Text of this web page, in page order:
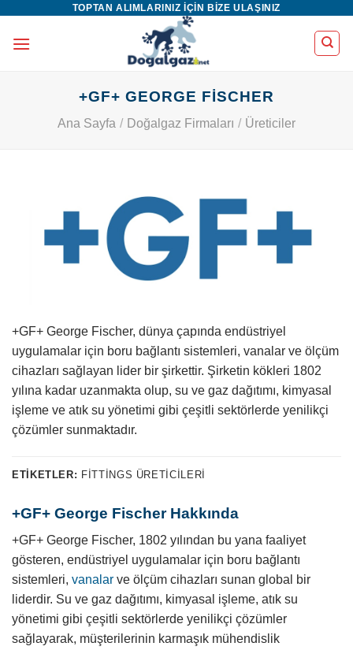
TOPTAN ALIMLARINIZ IÇIN BIZE ULAŞINIZ
+GF+ GEORGE FISCHER
Ana Sayfa / Doğalgaz Firmaları / Üreticiler
+GF+ George Fischer, dünya çapında endüstriyel
uygulamalar için boru bağlantı sistemleri, vanalar ve ölçüm
cihazları sağlayan lider bir şirkettir. Şirketin kökleri 1802
yılına kadar uzanmakta olup, su ve gaz dağıtımı, kimyasal
işleme ve atık su yönetimi gibi çeşitli sektörlerde yenilikçi
çözümler sunmaktadır.
ETIKETLER: FITTINGS ÜRETICILERI
+GF+ George Fischer Hakkında
+GF+ George Fischer, 1802 yılından bu yana faaliyet
gösteren, endüstriyel uygulamalar için boru bağlantı
sistemleri, vanalar ve ölçüm cihazları sunan global bir
liderdir. Su ve gaz dağıtımı, kimyasal işleme, atık su
yönetimi gibi çeşitli sektörlerde yenilikçi çözümler
sağlayarak, müşterilerinin karmaşık mühendislik